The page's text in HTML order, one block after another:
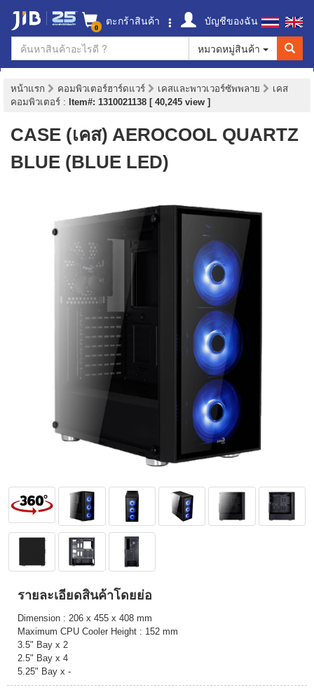
0 ตะกร้าสินค้า
บัญชีของฉัน
หมวดหมู่สินค้า
หน้าแรก คอมพิวเตอร์ฮาร์ดแวร์ เคสและพาวเวอร์ซัพพลาย
เคส
คอมพิวเตอร์ : Item#: 1310021138 [ 40,245 view ]
CASE (เคส) AEROCOOL QUARTZ
BLUE (BLUE LED)
รายละเอียดสินค้าโดยย่อ
Dimension : 206 x 455 x 408 mm
Maximum CPU Cooler Height : 152 mm
3.5" Bay x 2
2.5" Bay x 4
5.25" Bay x -